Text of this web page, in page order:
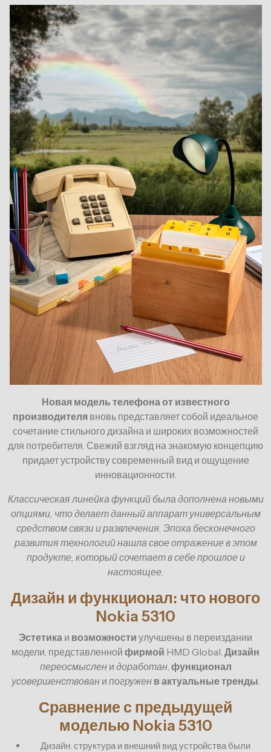
Новая модель телефона от известного
производителя вновь представляет собой идеальное
сочетание стильного дизайна и широких возможностей
для потребителя. Свежий взгляд на знакомую концепцию
придает устройству современный вид и ощущение
инновационности.
Классическая линейка функций была дополнена новыми
опциями, что делает данный аппарат универсальным
средством связи и развлечения. Эпоха бесконечного
развития технологий нашла свое отражение в этом
продукте, который сочетает в себе прошлое и
настоящее.
Дизайн и функционал: что нового
Nokia 5310
Эстетика и возможности улучшены в переиздании
модели, представленной фирмой HMD Global. Дизайн
переосмыслени доработан, функционал
усовершенствовани погружен в актуальныетренды
Сравнение с предыдущей
моделью Nokia 5310
Дизайн: структура и внешний вид устройства были